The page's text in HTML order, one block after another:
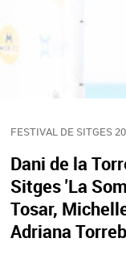
FESTIVAL DE SITGES
Dani de la
Sitges 'La
Tosar,
Adriana